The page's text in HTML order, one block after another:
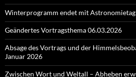
Winterprogramm endet mit Astronomietag
Geändertes Vortragsthema 06.03.2026
Absage des Vortrags und der
Januar 2026
Zwischen Wort und Weltall – Abheben